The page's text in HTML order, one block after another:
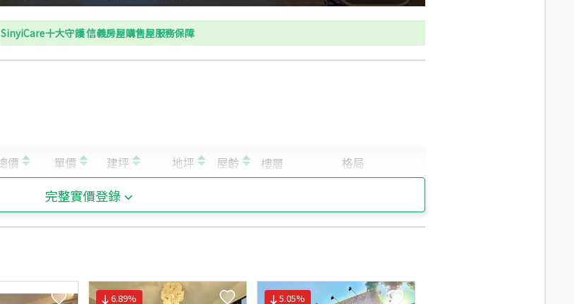
SinyiCare十大守護 信義房屋購售屋服務保障
完整實價登錄
6.89% 5.05%